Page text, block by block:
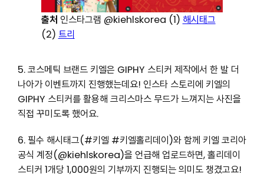
출처 인스타그램 @kiehlskorea (1) 해시태그
(2) 트리
5. 코스메틱 브랜드 키엘은 GIPHY 스티커 제작에서 한 발 더
나아가 이벤트까지 진행했는데요! 인스타 스토리에 키엘의
GIPHY 스티커를 활용해 크리스마스 무드가 느껴지는 사진을
직접 꾸미도록 했어요.
6. 필수 해시태그(#키엘 #키엘홀리데이)와 함께 키엘 코리아
공식 계정(@kiehlskorea)을 언급해 업로드하면, 홀리데이
스티커 1개당 1,000원의 기부까지 진행되는 의미도 챙겼고요!